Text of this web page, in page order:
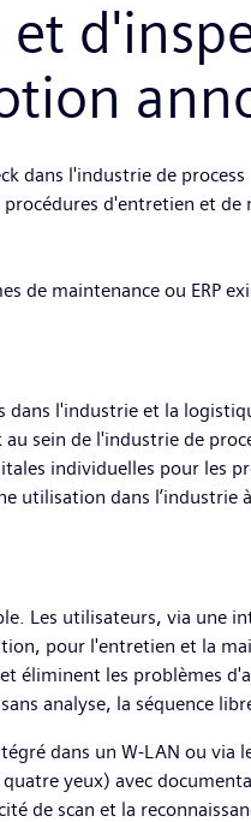
dans l'industrie de process
d'entretien et
de maintenance ou ERP
l'industrie et la
sein de l'industrie de
individuelles pour les
dans l’industrie à
Les utilisateurs, via une
pour l'entretien et la
éliminent les problèmes
analyse, la séquence
dans un W-LAN ou
yeux) avec
de scan et la